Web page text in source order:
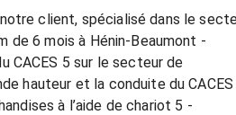
client, spécialisé dans le
de 6 mois à Hénin-Beaumont -
CACES 5 sur le secteur de
hauteur et la conduite du CACES
à l’aide de chariot 5 -